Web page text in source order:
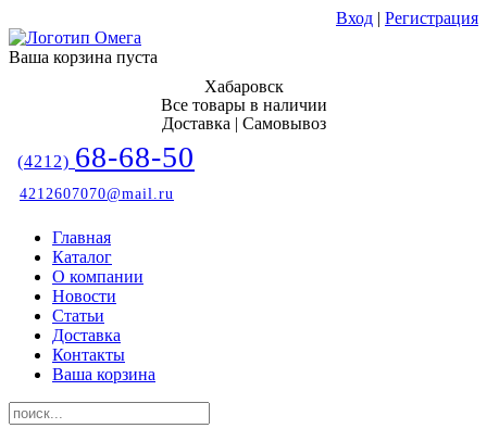
Вход | Регистрация
Ваша корзина пуста
Хабаровск
Все товары в наличии
Доставка | Самовывоз
(4212) 68-68-50
4212607070@mail.ru
Главная
Каталог
О компании
Новости
Статьи
Доставка
Контакты
Ваша корзина